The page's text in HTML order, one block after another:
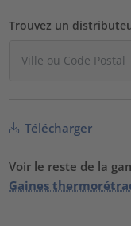
Trouvez un
Télécharger
Voir le reste de la
Gaines